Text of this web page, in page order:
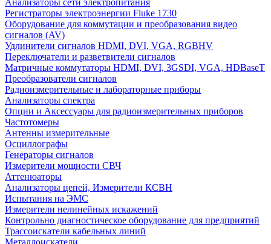
Анализаторы сети электропитания
Регистраторы электроэнергии Fluke 1730
Оборудование для коммутации и преобразования видео
сигналов (AV)
Удлинители сигналов HDMI, DVI, VGA, RGBHV
Переключатели и разветвители сигналов
Матричные коммутаторы HDMI, DVI, 3GSDI, VGA, HDBaseT
Преобразователи сигналов
Радиоизмерительные и лабораторные приборы
Анализаторы спектра
Опции и Аксессуары для радиоизмерительных приборов
Частотомеры
Антенны измерительные
Осциллографы
Генераторы сигналов
Измерители мощности СВЧ
Аттенюаторы
Анализаторы цепей, Измерители КСВН
Испытания на ЭМС
Измерители нелинейных искажений
Контрольно диагностическое оборудование для предприятий
Трассоискатели кабельных линий
Металлоискатели